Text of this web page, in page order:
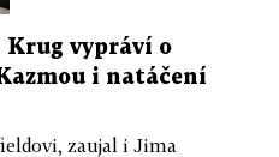
Krug vypráví o
i natáčení
zaujal i Jima